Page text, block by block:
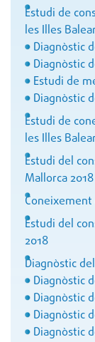
Estudi de
les Illes
Diagnòstic
Diagnòstic
Estudi de
Diagnòstic
Estudi de
les Illes
Estudi del
Mallorca 2018
Coneixement
Estudi del
2018
Diagnòstic
Diagnòstic
Diagnòstic
Diagnòstic
Diagnòstic